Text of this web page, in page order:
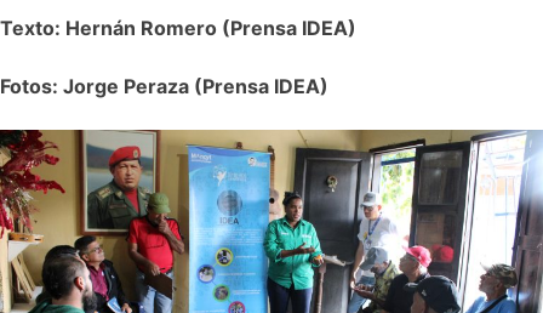
Texto: Hernán Romero (Prensa IDEA)
Fotos: Jorge Peraza (Prensa IDEA)